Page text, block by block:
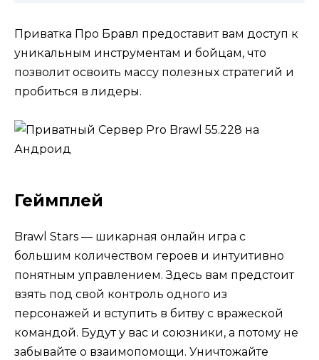
Приватка Про Бравл предоставит вам доступ к
уникальным инструментам и бойцам, что
позволит освоить массу полезных стратегий и
пробиться в лидеры.
Геймплей
Brawl Stars — шикарная онлайн игра с
большим количеством героев и интуитивно
понятным управлением. Здесь вам предстоит
взять под свой контроль одного из
персонажей и вступить в битву с вражеской
командой. Будут у вас и союзники, а потому не
забывайте о взаимопомощи. Уничтожайте